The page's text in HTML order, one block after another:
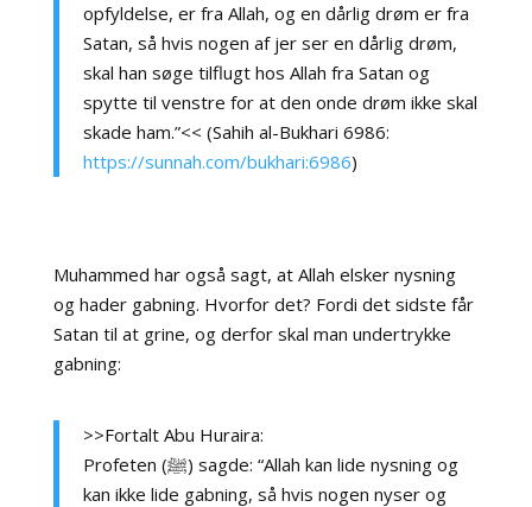
opfyldelse, er fra Allah, og en dårlig drøm er fra
Satan, så hvis nogen af jer ser en dårlig drøm,
skal han søge tilflugt hos Allah fra Satan og
spytte til venstre for at den onde drøm ikke skal
skade ham.”<< (Sahih al-Bukhari 6986:
https://sunnah.com/bukhari:6986)
Muhammed har også sagt, at Allah elsker nysning
og hader gabning. Hvorfor det? Fordi det sidste får
Satan til at grine, og derfor skal man undertrykke
gabning:
>>Fortalt Abu Huraira:
Profeten (ﷺ) sagde: “Allah kan lide nysning og
kan ikke lide gabning, så hvis nogen nyser og